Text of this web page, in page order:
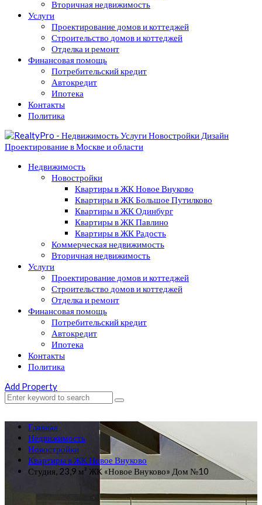
Вторичная недвижимость
Услуги
Проектирование домов и коттеджей
Строительство домов и коттеджей
Отделка и ремонт
Финансовая помощь
Потребительский кредит
Автокредит
Ипотека
Контакты
Политика
Недвижимость
Новостройки
Квартиры в ЖК Новое Внуково
Квартиры в ЖК Большое Путилково
Квартиры в ЖК Одинбург
Квартиры в ЖК Павлино
Квартиры в ЖК Радость
Коммерческая недвижимость
Вторичная недвижимость
Услуги
Проектирование домов и коттеджей
Строительство домов и коттеджей
Отделка и ремонт
Финансовая помощь
Потребительский кредит
Автокредит
Ипотека
Контакты
Политика
Add Property
Главная
Недвижимость
Новостройки
Квартиры в ЖК Новое Внуково
Студия, 23,9 м² ЖК «Новое Внуково» Дом №10